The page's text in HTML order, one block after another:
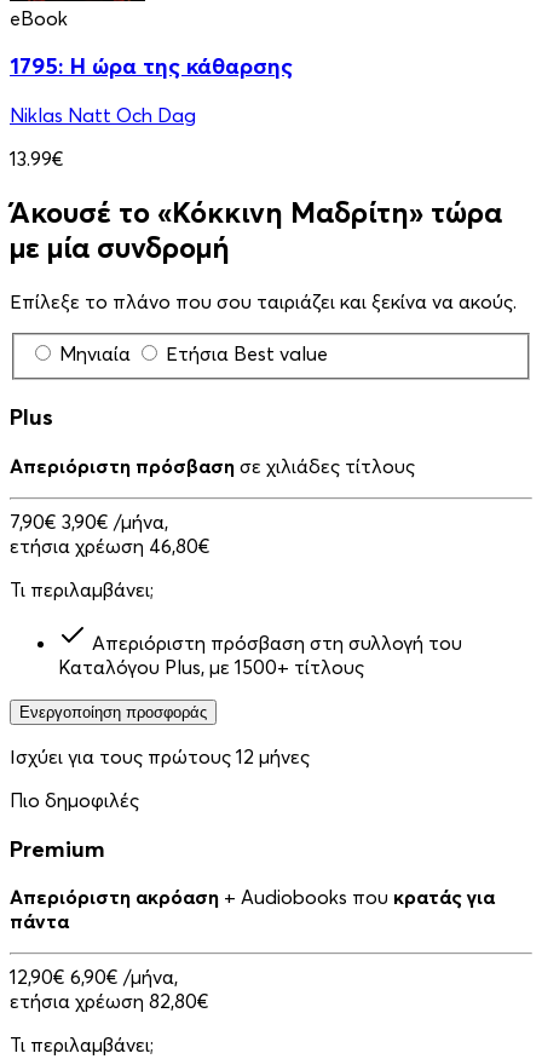
eBook
1795: Η ώρα της κάθαρσης
Niklas Natt Och Dag
13.99€
Άκουσέ το «Κόκκινη Μαδρίτη» τώρα
με μία συνδρομή
Επίλεξε το πλάνο που σου ταιριάζει και ξεκίνα να ακούς.
Μηνιαία Ετήσια Best value
Plus
Απεριόριστη πρόσβαση σε χιλιάδες τίτλους
7,90€ 3,90€ /μήνα,
ετήσια χρέωση 46,80€
Τι περιλαμβάνει;
Απεριόριστη πρόσβαση στη συλλογή του
Καταλόγου Plus, με 1500+ τίτλους
Ενεργοποίηση προσφοράς
Ισχύει για τους πρώτους 12 μήνες
Πιο δημοφιλές
Premium
Απεριόριστη ακρόαση + Audiobooks που κρατάς για
πάντα
12,90€ 6,90€ /μήνα,
ετήσια χρέωση 82,80€
Τι περιλαμβάνει;